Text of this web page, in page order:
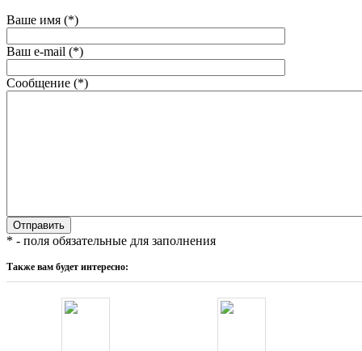
Ваше имя (*)
Ваш e-mail (*)
Сообщение (*)
* - поля обязательные для заполнения
Также вам будет интересно: